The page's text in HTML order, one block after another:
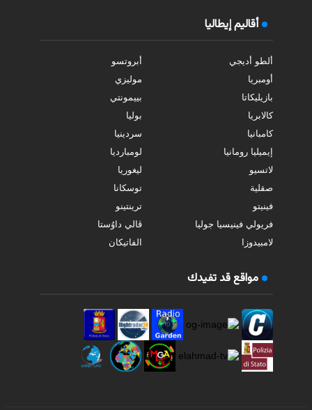
أقاليم إيطاليا
ألطو أديجي
أبروتسو
أومبريا
موليزي
بازيليكاتا
بييمونتي
كالابريا
بوليا
كامبانيا
سردينيا
إيميليا رومانيا
لومبارديا
لاتسيو
ليغوريا
صقلية
توسكانا
فينيتو
ترينتينو
فريولي فينيسيا جوليا
ڤالي داوُستا
لامبيدوزا
الفاتيكان
مواقع قد تفيدك